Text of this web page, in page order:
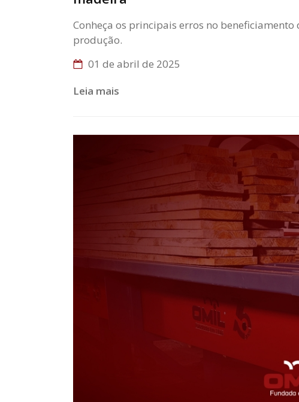
Conheça os principais erros no
produção.
01 de abril de 2025
Leia mais